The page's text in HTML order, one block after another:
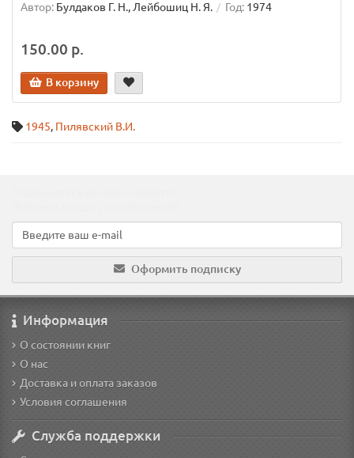
Автор: Булдаков Г. Н., Лейбошиц Н. Я. Год: 1974
150.00 р.
В корзину
1945, Пилявский В.И.
Оформить подписку
Информация
О состоянии книг
О нас
Доставка и оплата заказов
Условия соглашения
Служба поддержки